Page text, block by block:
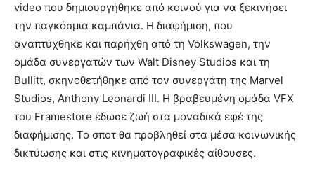
video που δημιουργήθηκε από κοινού για να ξεκινήσει
την παγκόσμια καμπάνια. Η διαφήμιση, που
αναπτύχθηκε και παρήχθη από τη Volkswagen, την
ομάδα συνεργατών των Walt Disney Studios και τη
Bullitt, σκηνοθετήθηκε από τον συνεργάτη της Marvel
Studios, Anthony Leonardi III. Η βραβευμένη ομάδα VFX
του Framestore έδωσε ζωή στα μοναδικά εφέ της
διαφήμισης. Το σποτ θα προβληθεί στα μέσα κοινωνικής
δικτύωσης και στις κινηματογραφικές αίθουσες.